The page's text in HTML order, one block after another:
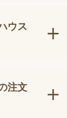
ウス
注文